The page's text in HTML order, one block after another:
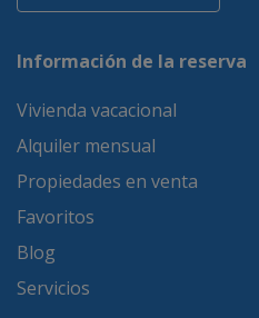
Información de la reserva
Vivienda vacacional
Alquiler mensual
Propiedades en venta
Favoritos
Blog
Servicios